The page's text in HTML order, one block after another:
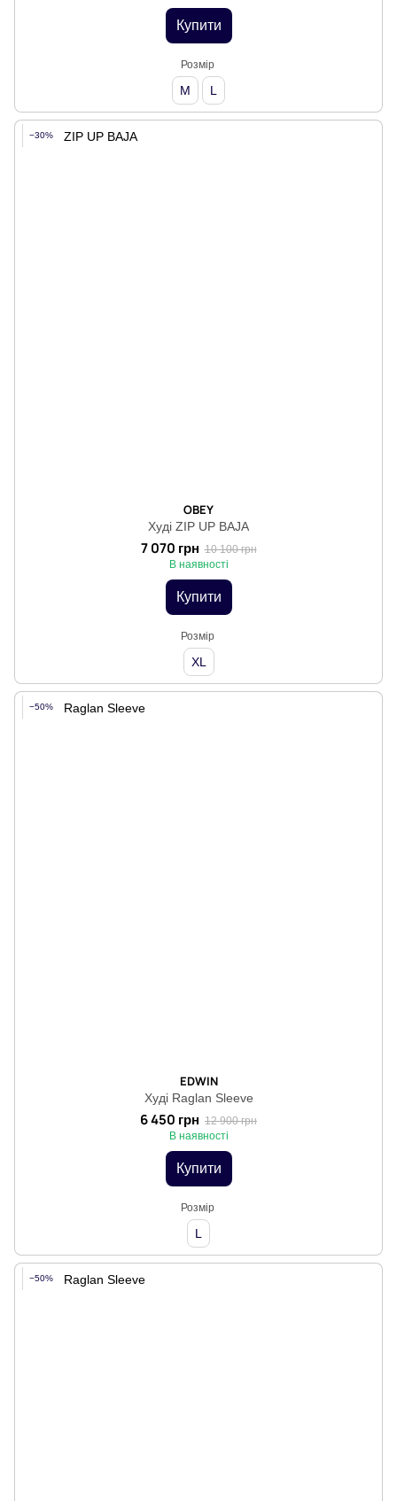
Купити
Розмір
M L
−30%
OBEY
Худі ZIP UP BAJA
7 070 грн 10 100 грн
В наявності
Купити
Розмір
XL
−50%
EDWIN
Худі Raglan Sleeve
6 450 грн 12 900 грн
В наявності
Купити
Розмір
L
−50%